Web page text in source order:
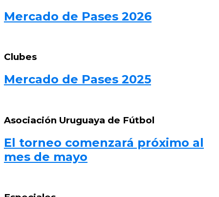
Mercado de Pases 2026
Clubes
Mercado de Pases 2025
Asociación Uruguaya de Fútbol
El torneo comenzará próximo al
mes de mayo